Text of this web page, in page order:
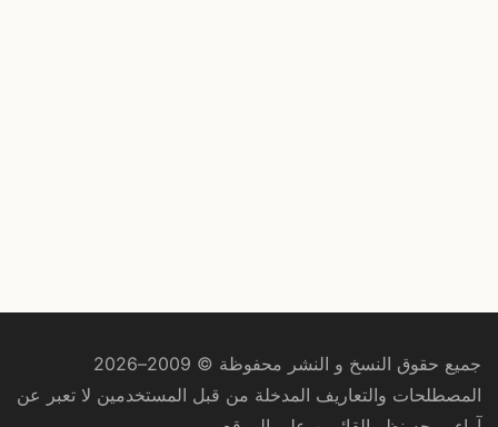
جميع حقوق النسخ و النشر محفوظة © 2009–2026
المصطلحات والتعاريف المدخلة من قبل المستخدمين لا تعبر عن